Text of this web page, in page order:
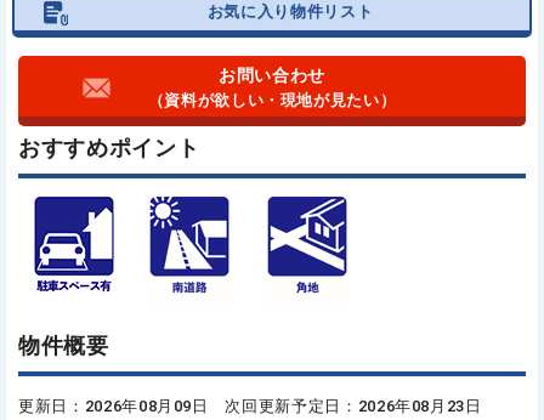
お気に入り物件リスト
お問い合わせ
（資料が欲しい・現地が見たい）
おすすめポイント
物件概要
更新日：2026年08月09日 次回更新予定日：2026年08月23日